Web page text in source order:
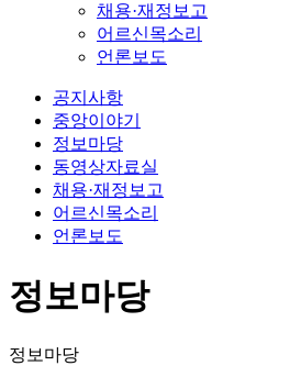
채용·재정보고
어르신목소리
언론보도
공지사항
중앙이야기
정보마당
동영상자료실
채용·재정보고
어르신목소리
언론보도
정보마당
정보마당